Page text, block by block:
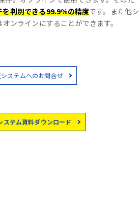
を判別できる99.9%の精度です。 また他シ
ンラインにすることができます。
ステムへのお問合せ
ステム資料ダウンロード